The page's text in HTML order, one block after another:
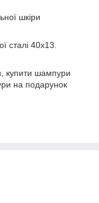
шкіри
сталі 40х13.
купити шампури
на подарунок